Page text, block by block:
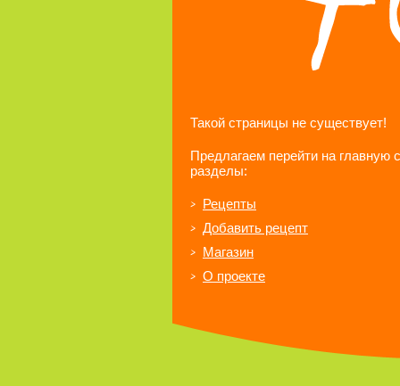
Такой страницы не существует!
Предлагаем перейти на
разделы:
Рецепты
Добавить рецепт
Магазин
О проекте